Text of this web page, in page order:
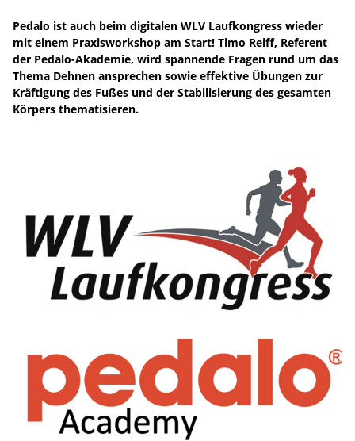
Pedalo ist auch beim digitalen WLV Laufkongress wieder
mit einem Praxisworkshop am Start! Timo Reiff, Referent
der Pedalo-Akademie, wird spannende Fragen rund um das
Thema Dehnen ansprechen sowie effektive Übungen zur
Kräftigung des Fußes und der Stabilisierung des gesamten
Körpers thematisieren.